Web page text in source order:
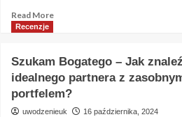
wsparcia?
Read MoreRead
–
Opinie
o
Portalu:
Recenzje
Szukam Bogatego – Jak
idealnego partnera z
portfelem?
uwodzenieuk 16 października, 2024